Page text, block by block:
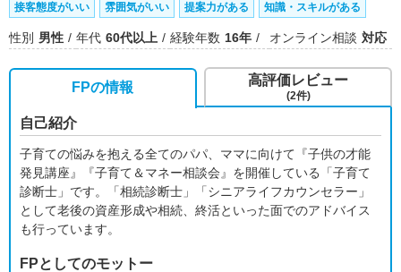
接客態度がいい 雰囲気がいい 提案力がある 知識・スキルがある
性別 男性 年代 60代以上 経験年数 16年 オンライン相談 対応
FPの情報
自己紹介
子育ての悩みを抱える全てのパパ、ママに向けて『子供の才能
発見講座』『子育て＆マネー相談会』を開催している「子育て
診断士」です。「相続診断士」「シニアライフカウンセラー」
として老後の資産形成や相続、終活といった面でのアドバイス
も行っています。
FPとしてのモットー
高評価レビュー
(2件)